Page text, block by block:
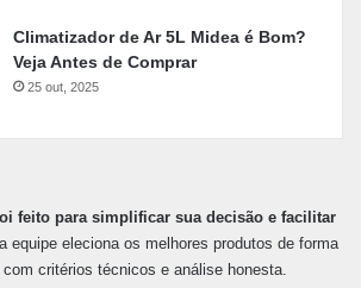
Climatizador de Ar 5L Midea é Bom?
Veja Antes de Comprar
25 out, 2025
feito para simplificar sua decisão e facilitar
equipe eleciona os melhores produtos de forma
critérios técnicos e análise honesta.